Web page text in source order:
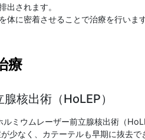
出されます。
体に密着させることで治療を行いま
療
核出術（HoLEP）
ミウムレーザー前立腺核出術（
少なく、カテーテルも早期に抜去